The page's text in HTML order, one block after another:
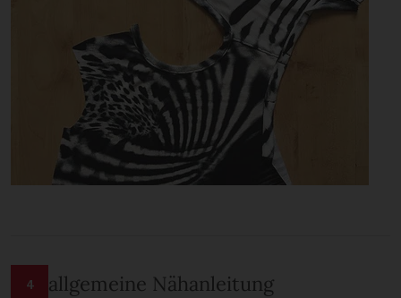
4 allgemeine Nähanleitung